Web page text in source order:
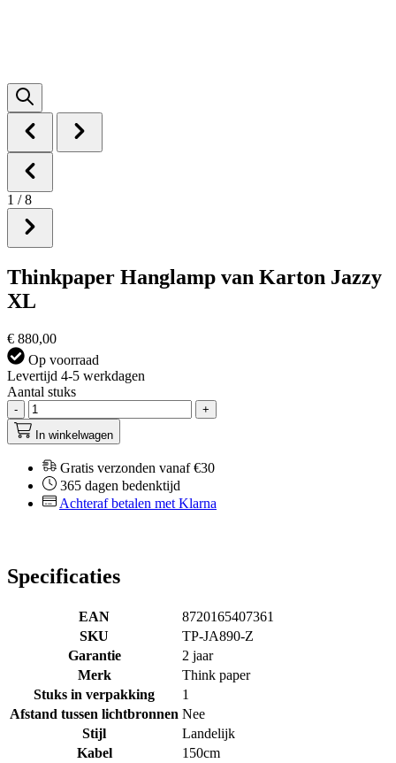
1 / 8
Thinkpaper Hanglamp van Karton Jazzy
XL
€ 880,00
Op voorraad
Levertijd 4-5 werkdagen
Aantal stuks
-
+
In winkelwagen
Gratis verzonden vanaf €30
365 dagen bedenktijd
Achteraf betalen met Klarna
Specificaties
EAN
8720165407361
SKU
TP-JA890-Z
Garantie
2 jaar
Merk
Think paper
Stuks in verpakking
1
Afstand tussen lichtbronnen Nee
Stijl
Landelijk
Kabel
150cm